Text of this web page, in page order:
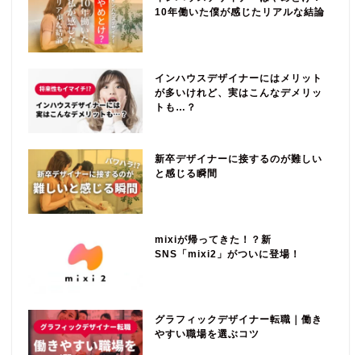
10年働いた僕が感じたリアルな結論
インハウスデザイナーにはメリット
が多いけれど、実はこんなデメリッ
トも…？
新卒デザイナーに接するのが難しい
と感じる瞬間
mixiが帰ってきた！？新
SNS「mixi2」がついに登場！
グラフィックデザイナー転職｜働き
やすい職場を選ぶコツ